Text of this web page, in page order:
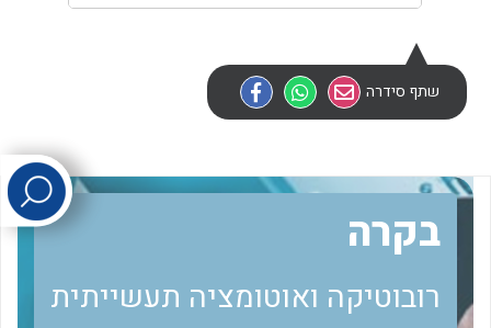
לכל מוצרי היצרן
שתף סידרה
בקרה
רובוטיקה ואוטומציה תעשייתית